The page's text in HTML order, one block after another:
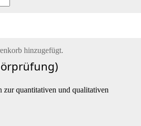
hinzugefügt.
(Hörprüfung)
zur quantitativen und qualitativen